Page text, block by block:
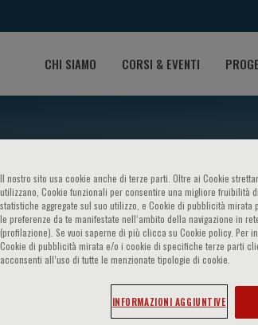
CHI SIAMO CORSI & EVENTI
Meropi
Il nostro sito usa cookie anche di terze parti. Oltre ai Cookie
utilizzano, Cookie funzionali per consentire una migliore fruibilità
statistiche aggregate sul suo utilizzo, e Cookie di pubblicità
le preferenze da te manifestate nell‘ambito della navigazione in
(profilazione). Se vuoi saperne di più clicca su Cookie policy. Per
Cookie di pubblicità mirata e/o i cookie di specifiche terze parti
acconsenti all’uso di tutte le menzionate tipologie di cookie.
INFORMAZIONI AGGIUNTIVE